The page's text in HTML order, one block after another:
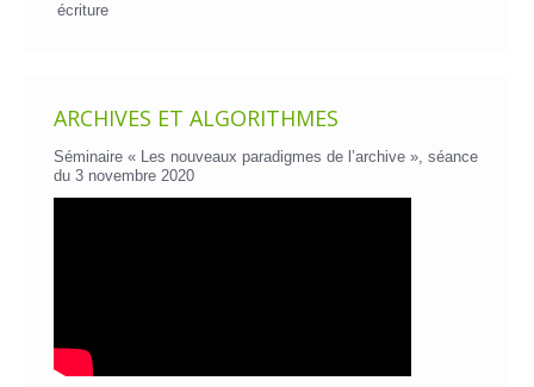
écriture
ARCHIVES ET ALGORITHMES
Séminaire « Les nouveaux paradigmes de l’archive », séance
du 3 novembre 2020